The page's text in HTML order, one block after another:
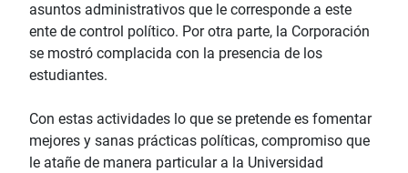
asuntos administrativos que le corresponde a este
ente de control político. Por otra parte, la Corporación
se mostró complacida con la presencia de los
estudiantes.
Con estas actividades lo que se pretende es fomentar
mejores y sanas prácticas políticas, compromiso que
le atañe de manera particular a la Universidad